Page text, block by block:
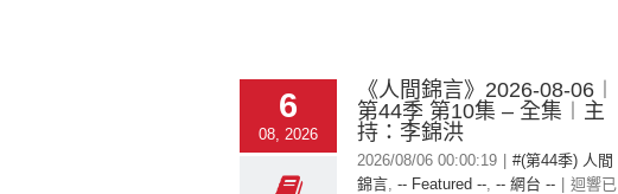
6
08, 2026
《人間錦言》2026-08-06︱
第44季 第10集 – 全集︱主
持：李錦洪
2026/08/06 00:00:19
#(第44季) 人間
錦言, -- Featured --, -- 網台 --
迴響已